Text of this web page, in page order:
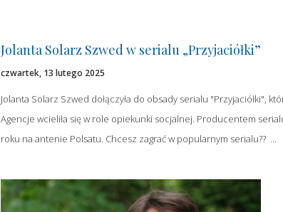
Jolanta Solarz Szwed w serialu „Przyjaciółki”
czwartek, 13 lutego 2025
Jolanta Solarz Szwed dołączyła do obsady serialu "Przyjaciółki",
Agencje wcieliła się w role opiekunki socjalnej. Producentem
roku na antenie Polsatu. Chcesz zagrać w popularnym serialu?? ...